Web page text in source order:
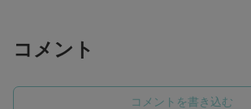
コメント
コメントを書き込む